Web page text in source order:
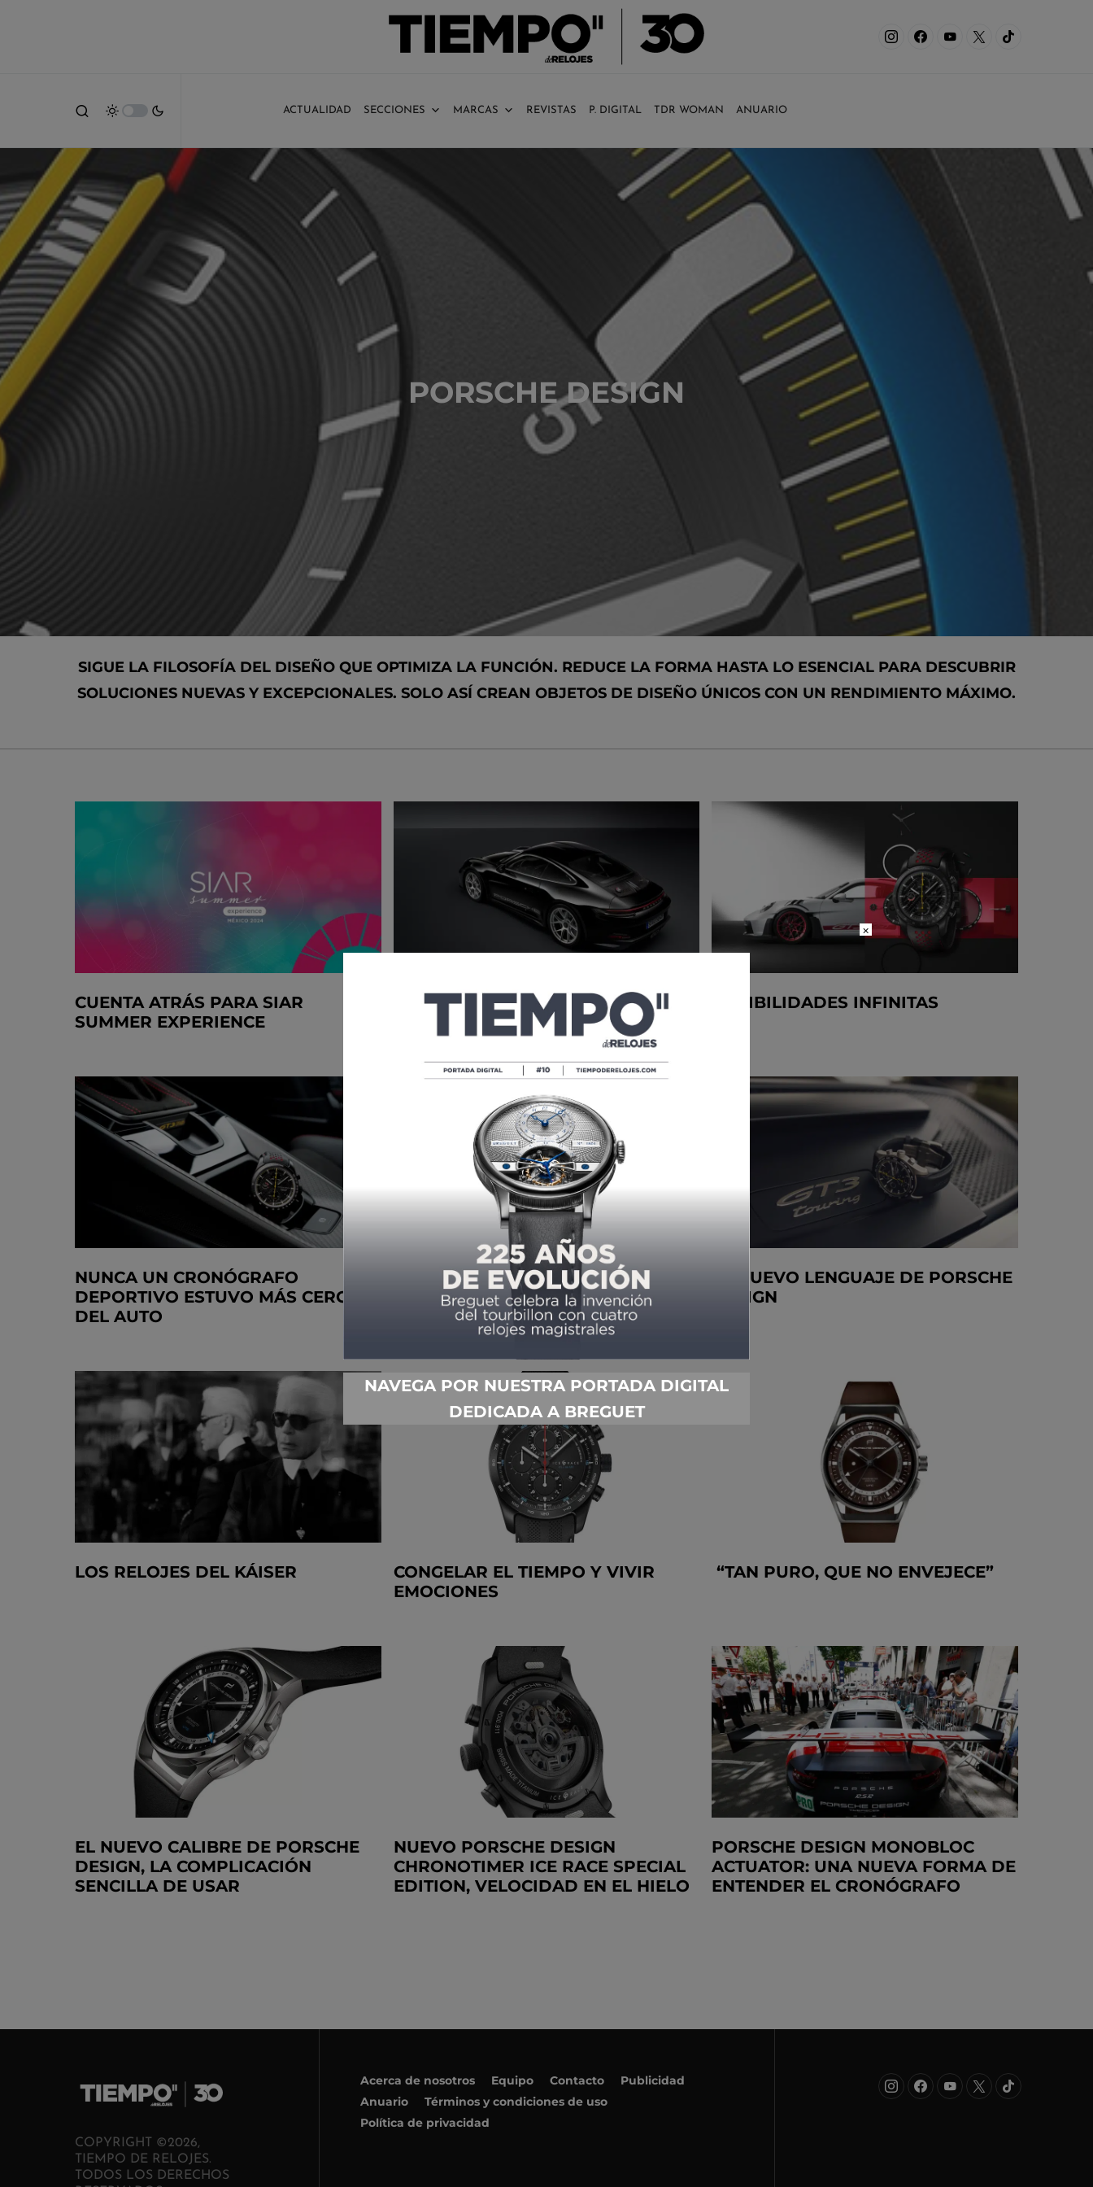
ACTUALIDAD SECCIONES MARCAS REVISTAS P. DIGITAL TDR WOMAN ANUARIO
PORSCHE DESIGN
SIGUE LA FILOSOFÍA DEL DISEÑO QUE OPTIMIZA LA FUNCIÓN. REDUCE LA FORMA HASTA LO ESENCIAL PARA DESCUBRIR
SOLUCIONES NUEVAS Y EXCEPCIONALES. SOLO ASÍ CREAN OBJETOS DE DISEÑO ÚNICOS CON UN RENDIMIENTO MÁXIMO.
CUENTA ATRÁS PARA SIAR
SUMMER EXPERIENCE
LOS 60 AÑOS DEL NUEVEONCE POSIBILIDADES INFINITAS
NUNCA UN CRONÓGRAFO
DEPORTIVO ESTUVO MÁS CERCA
DEL AUTO
PORSCHE IMAGINÓ EL
CRONÓGRAFO DEL SIGLO XXI…
HACE MEDIO SIGLO
EL NUEVO LENGUAJE DE PORSCHE
DESIGN
LOS RELOJES DEL KÁISER
CONGELAR EL TIEMPO Y VIVIR
EMOCIONES
“TAN PURO, QUE NO ENVEJECE”
EL NUEVO CALIBRE DE PORSCHE
DESIGN, LA COMPLICACIÓN
SENCILLA DE USAR
NUEVO PORSCHE DESIGN
CHRONOTIMER ICE RACE SPECIAL
EDITION, VELOCIDAD EN EL HIELO
PORSCHE DESIGN MONOBLOC
ACTUATOR: UNA NUEVA FORMA DE
ENTENDER EL CRONÓGRAFO
COPYRIGHT ©2026,
TIEMPO DE RELOJES.
TODOS LOS DERECHOS
Acerca de nosotros Equipo Contacto
Publicidad
Anuario
Términos y condiciones de uso
Política de privacidad
×
NAVEGA POR NUESTRA PORTADA DIGITAL
DEDICADA A BREGUET